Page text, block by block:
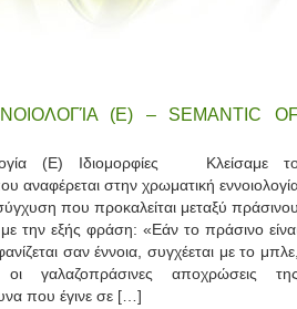
(Ε) – SEMANTIC
(Ε) Ιδιομορφίες Κλείσαμε
αναφέρεται στην χρωματική
που προκαλείται μεταξύ
την εξής φράση: «Εάν το πράσινο
σαν έννοια, συγχέεται με το
γαλαζοπράσινες αποχρώσεις
που έγινε σε […]